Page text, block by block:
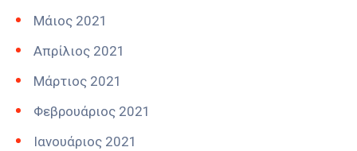
Μάιος 2021
Απρίλιος 2021
Μάρτιος 2021
Φεβρουάριος 2021
Ιανουάριος 2021